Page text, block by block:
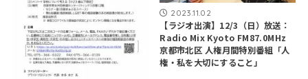
2023.11.02
【ラジオ出演】12/3（日）放送：
Radio Mix Kyoto FM87.0MHz
京都市北区 人権月間特別番組「人
権・私を大切にすること」